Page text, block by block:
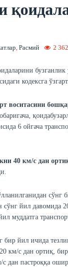
, Расмий 2 362
кодексга
воситасини
6 ойгача
40 км/с дан
сўнг йил
муддатга
бир йил ичида
км/с дан ортиқ,
дан пастроққа